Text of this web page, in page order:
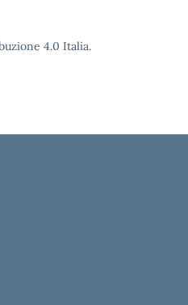
4.0 Italia.